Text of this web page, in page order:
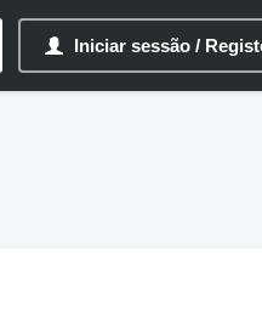
Iniciar sessão /